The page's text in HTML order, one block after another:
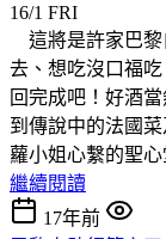
16/1 FRI
這將是許家巴黎
去、想吃沒口福
回完成吧！好酒
到傳說中的法國
蘿小姐心繫的聖
繼續閱讀
17年前